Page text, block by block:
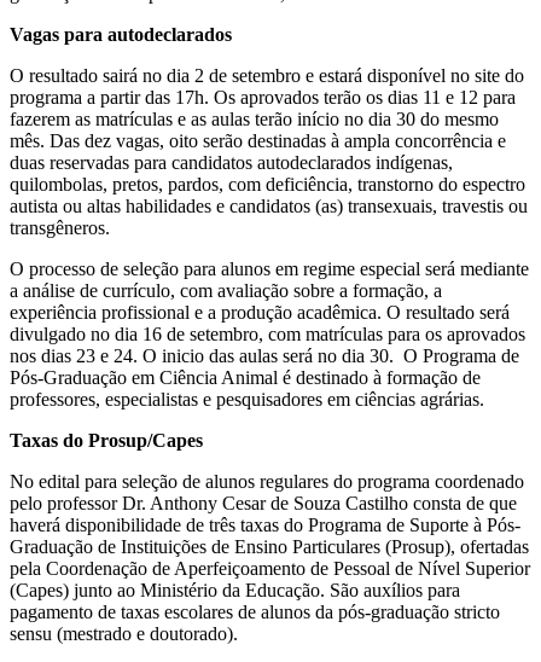
Vagas para autodeclarados
O resultado sairá no dia 2 de setembro e estará disponível no site do
programa a partir das 17h. Os aprovados terão os dias 11 e 12 para
fazerem as matrículas e as aulas terão início no dia 30 do mesmo
mês. Das dez vagas, oito serão destinadas à ampla concorrência e
duas reservadas para candidatos autodeclarados indígenas,
quilombolas, pretos, pardos, com deficiência, transtorno do espectro
autista ou altas habilidades e candidatos (as) transexuais, travestis ou
transgêneros.
O processo de seleção para alunos em regime especial será mediante
a análise de currículo, com avaliação sobre a formação, a
experiência profissional e a produção acadêmica. O resultado será
divulgado no dia 16 de setembro, com matrículas para os aprovados
nos dias 23 e 24. O inicio das aulas será no dia 30. O Programa de
Pós-Graduação em Ciência Animal é destinado à formação de
professores, especialistas e pesquisadores em ciências agrárias.
Taxas do Prosup/Capes
No edital para seleção de alunos regulares do programa coordenado
pelo professor Dr. Anthony Cesar de Souza Castilho consta de que
haverá disponibilidade de três taxas do Programa de Suporte à Pós-
Graduação de Instituições de Ensino Particulares (Prosup), ofertadas
pela Coordenação de Aperfeiçoamento de Pessoal de Nível Superior
(Capes) junto ao Ministério da Educação. São auxílios para
pagamento de taxas escolares de alunos da pós-graduação stricto
sensu (mestrado e doutorado).